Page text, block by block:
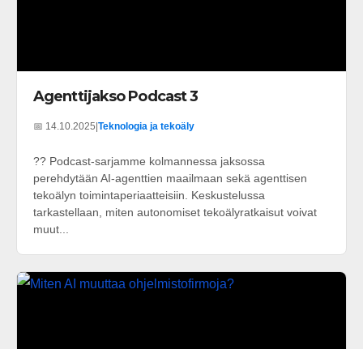
Agenttijakso Podcast 3
📅 14.10.2025 Teknologia ja tekoäly
?? Podcast-sarjamme kolmannessa jaksossa
perehdytään AI-agenttien maailmaan sekä agenttisen
tekoälyn toimintaperiaatteisiin. Keskustelussa
tarkastellaan, miten autonomiset tekoälyratkaisut voivat
muut...